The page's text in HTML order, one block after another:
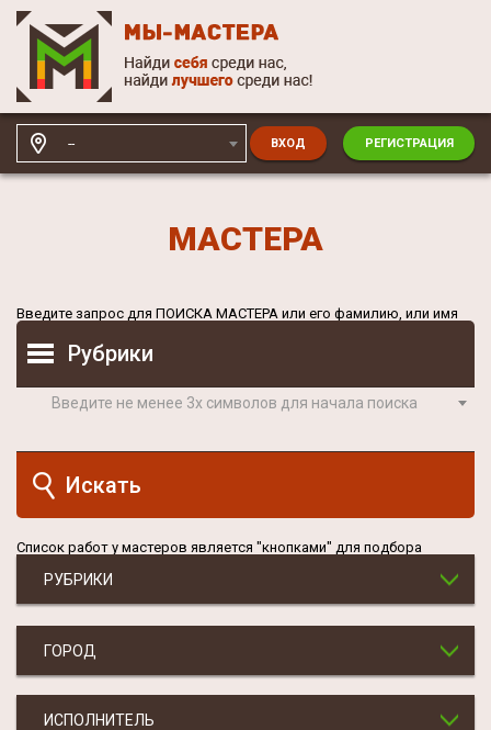
-- ВХОД РЕГИСТРАЦИЯ
МАСТЕРА
Введите запрос для ПОИСКА МАСТЕРА или его фамилию, или имя
Рубрики
Введите не менее 3х символов для начала поиска
Список работ у мастеров является "кнопками" для подбора
РУБРИКИ
ГОРОД
ИСПОЛНИТЕЛЬ